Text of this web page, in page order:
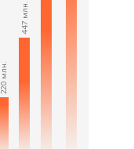
220 млн.
447 млн.